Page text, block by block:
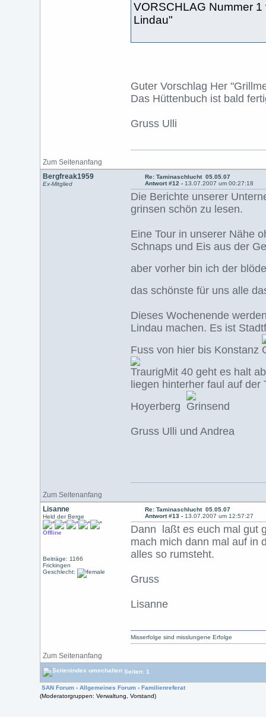
VORSCHLAG Nummer
Lindau"
Guter Vorschlag Her
Das Hüttenbuch ist bald
Gruss Ulli
Zum Seitenanfang
Bergfreak1959
Ex-Mitglied
Re: Taminaschlucht 05.05.07
Antwort #12 - 13.07.2007 um 00:27:18
Die Berichte unserer
grinsen schön zu lesen.
Eine Tour in unserer Nähe
Schnaps und Eis aus der
aber vorher bin ich der
das schönste für uns alle
Dieses Wochenende
Lindau machen. Es ist
Fuss von hier bis Konstanz
Mit 40 geht es halt
liegen hinterher faul auf
Hoyerberg
Gruss Ulli und Andrea
Zum Seitenanfang
Lisanne
Held der Berge
Offline
Beiträge: 1166
Frickingen
Geschlecht:
Re: Taminaschlucht 05.05.07
Antwort #13 - 13.07.2007 um 12:57:27
Dann laßt es euch mal gut
mach mich dann mal auf in
alles so rumsteht.
Gruss
Lisanne
Zum Seitenanfang
Misserfolge sind misslungene Erfolge
Seiten: 1
SAN Forum› Allgemeines Forum› Familienreferat
(Moderatorgruppen: Verwaltung, Vorstand)